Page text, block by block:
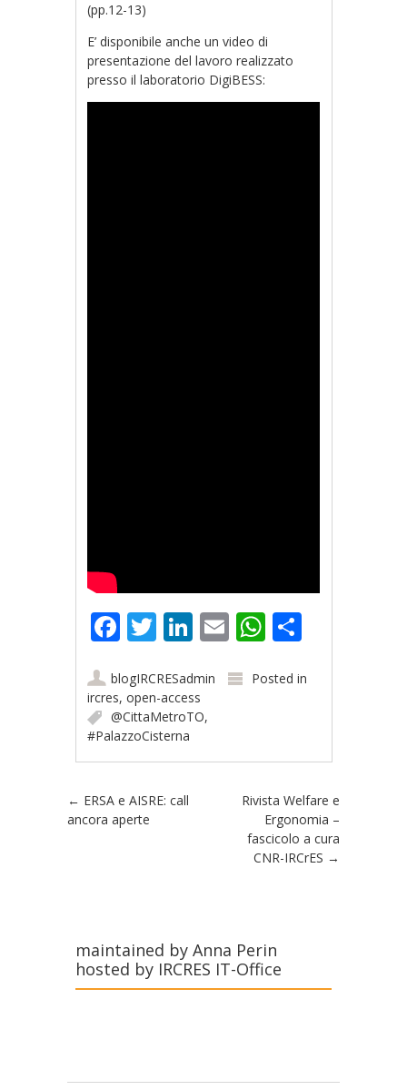
(pp.12-13)
E’ disponibile anche un video di
presentazione del lavoro realizzato
presso il laboratorio DigiBESS:
Facebook
Twitter
LinkedIn
EmailWhatsApp
blogIRCRESadmin
Posted in
ircres,open-access
@CittaMetroTO,
#PalazzoCisterna
Post navigation
← ERSA e AISRE: call
ancora aperte
Rivista Welfare e
Ergonomia –
fascicolo a cura
CNR-IRCrES →
maintained by Anna Perin
hosted by IRCRES IT-Office